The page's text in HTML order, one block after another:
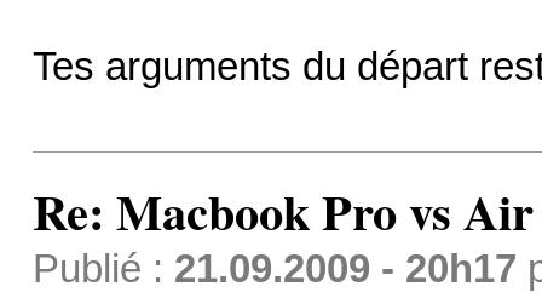
Tes arguments du départ
Re: Macbook Pro vs Air
Publié : 21.09.2009 - 20h17